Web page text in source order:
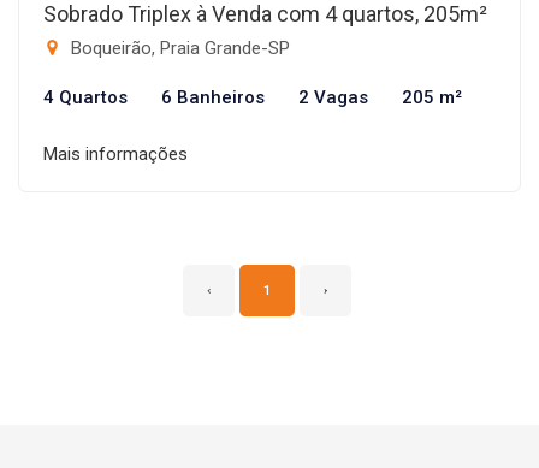
Sobrado Triplex à Venda com 4 quartos, 205m²
Boqueirão, Praia Grande-SP
4 Quartos 6 Banheiros 2 Vagas 205 m²
Mais informações
‹ 1 ›